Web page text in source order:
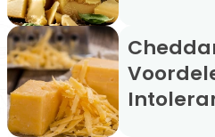
Cheddar kaas: